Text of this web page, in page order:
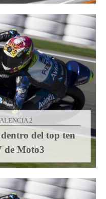
2
del top ten
de Moto3